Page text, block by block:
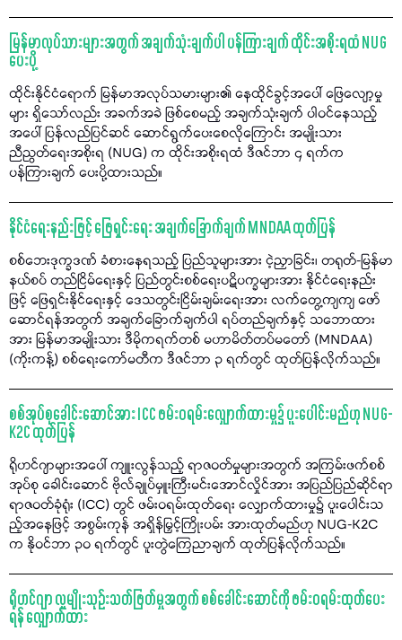
မြန်မာလုပ်သားများအတွက် အချက်သုံးချက်ပါ ပန်ကြားချက် ထိုင်းအစိုးရထံ NUG
ပေးပို့
ထိုင်းနိုင်ငံရောက် မြန်မာအလုပ်သမားများ၏ နေထိုင်ခွင့်အပေါ် ဖြေလျော့မှု
များ ရှိသော်လည်း အခက်အခဲ ဖြစ်စေမည့် အချက်သုံးချက် ပါဝင်နေသည့်
အပေါ် ပြန်လည်ပြင်ဆင် ဆောင်ရွက်ပေးစေလိုကြောင်း အမျိုးသား
ညီညွတ်ရေးအစိုးရ (NUG) က ထိုင်းအစိုးရထံ ဒီဇင်ဘာ ၄ ရက်က
ပန်ကြားချက် ပေးပို့ထားသည်။
နိုင်ငံရေးနည်းဖြင့် ဖြေရှင်းရေး အချက်ခြောက်ချက် MNDAA ထုတ်ပြန်
စစ်ဘေးဒုက္ခဒဏ် ခံစားနေရသည့် ပြည်သူများအား ငဲ့ညှာခြင်း၊ တရုတ်-မြန်မာ
နယ်စပ် တည်ငြိမ်ရေးနှင့် ပြည်တွင်းစစ်ရေးပဋိပက္ခများအား နိုင်ငံရေးနည်း
ဖြင့် ဖြေရှင်းနိုင်ရေးနှင့် ဒေသတွင်းငြိမ်းချမ်းရေးအား လက်တွေ့ကျကျ ဖော်
ဆောင်ရန်အတွက် အချက်ခြောက်ချက်ပါ ရပ်တည်ချက်နှင့် သဘောထား
အား မြန်မာအမျိုးသား ဒီမိုကရက်တစ် မဟာမိတ်တပ်မတော် (MNDAA)
(ကိုးကန့်) စစ်ရေးကော်မတီက ဒီဇင်ဘာ ၃ ရက်တွင် ထုတ်ပြန်လိုက်သည်။
စစ်အုပ်စုခေါင်းဆောင်အား ICC ဖမ်းဝရမ်းလျှောက်ထားမှု၌ ပူးပေါင်းမည်ဟု NUG-
K2C ထုတ်ပြန်
ရိုဟင်ဂျာများအပေါ် ကျူးလွန်သည့် ရာဇဝတ်မှုများအတွက် အကြမ်းဖက်စစ်
အုပ်စု ခေါင်းဆောင် ဗိုလ်ချုပ်မှူးကြီးမင်းအောင်လှိုင်အား အပြည်ပြည်ဆိုင်ရာ
ရာဇဝတ်ခုံရုံး (ICC) တွင် ဖမ်းဝရမ်းထုတ်ရေး လျှောက်ထားမှု၌ ပူးပေါင်းသ
ည့်အနေဖြင့် အစွမ်းကုန် အရှိန်မြှင့်ကြိုးပမ်း အားထုတ်မည်ဟု NUG-K2C
က နိုဝင်ဘာ ၃၀ ရက်တွင် ပူးတွဲကြေညာချက် ထုတ်ပြန်လိုက်သည်။
ရိုဟင်ဂျာ လူမျိုးသုဉ်းသတ်ဖြတ်မှုအတွက် စစ်ခေါင်းဆောင်ကို ဖမ်းဝရမ်းထုတ်ပေး
ရန် လျှောက်ထား